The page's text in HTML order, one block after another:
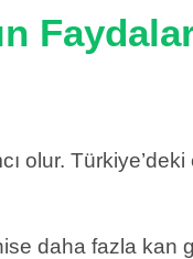
olur.
daha fazla kan